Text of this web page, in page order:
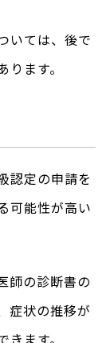
いては、後で
ます。
認定の申請を
可能性が高い
師の診断書の
症状の推移が
ます。